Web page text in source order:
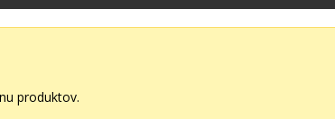
produktov.